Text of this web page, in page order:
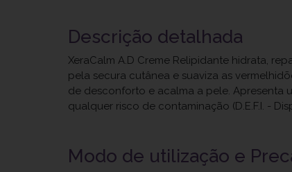
Descrição detalhada
XeraCalm A.D Creme Relipidante hidrata,
pela secura cutânea e suaviza as
de desconforto e acalma a pele. Apresenta
qualquer risco de contaminação (D.E.F.I. -
Modo de utilização e